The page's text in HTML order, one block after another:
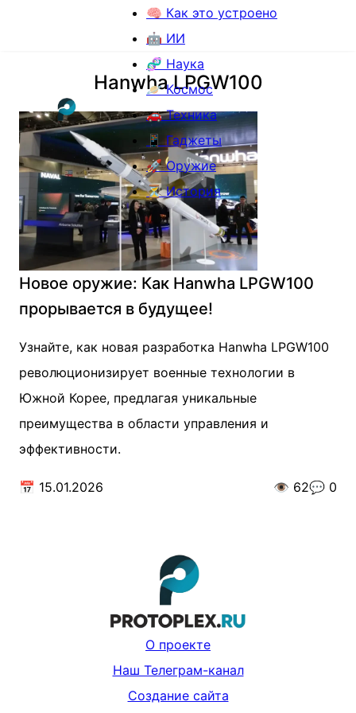
🧠 Как это устроено
🤖 ИИ
🧬 Наука
🪐 Космос
🚗 Техника
📱 Гаджеты
🚀 Оружие
⏳ История
Hanwha LPGW100
Новое оружие: Как Hanwha LPGW100
прорывается в будущее!
Узнайте, как новая разработка Hanwha LPGW100
революционизирует военные технологии в
Южной Корее, предлагая уникальные
преимущества в области управления и
эффективности.
📅 15.01.2026 👁️ 62💬 0
О проекте
Наш Телеграм-канал
Создание сайта